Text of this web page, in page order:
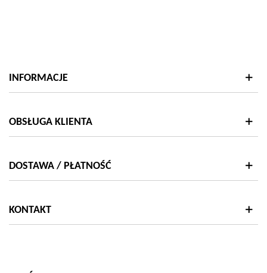
INFORMACJE
OBSŁUGA KLIENTA
DOSTAWA / PŁATNOŚĆ
KONTAKT